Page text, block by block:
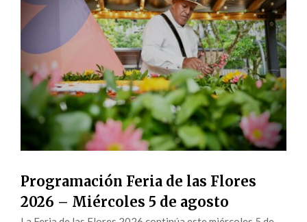
Programación Feria de las Flores
2026 – Miércoles 5 de agosto